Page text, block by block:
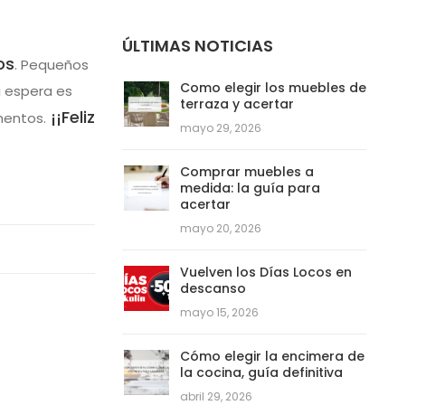
. Pequeños
espera es
¡¡Feliz
ÚLTIMAS NOTICIAS
Como elegir los muebles de
terraza y acertar
mayo 29, 2026
Comprar muebles a
medida: la guía para
acertar
mayo 20, 2026
Vuelven los Días Locos en
descanso
mayo 15, 2026
Cómo elegir la encimera de
la cocina, guía definitiva
abril 29, 2026